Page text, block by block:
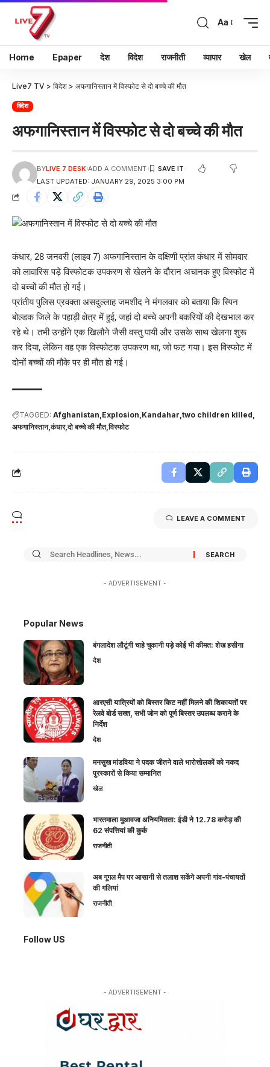
Aa
Home Epaper देश विदेश राजनीती व्यापार खेल
Live7 TV > विदेश > अफगानिस्तान में विस्फोट से दो बच्चे की मौत
विदेश
अफगानिस्तान में विस्फोट से दो बच्चे की मौत
LAST UPDATED: JANUARY 29, 2025 3:00 PM
BYLIVE 7 DESK ADD A COMMENT
कंधार, 28 जनवरी (लाइव 7) अफगानिस्तान के दक्षिणी प्रांत कंधार में सोमवार
को लावारिस पड़े विस्फोटक उपकरण से खेलने के दौरान अचानक हुए विस्फोट में
दो बच्चों की मौत हो गई।
प्रांतीय पुलिस प्रवक्ता असदुल्लाह जमशीद ने मंगलवार को बताया कि स्पिन
बोल्डक जिले के पहाड़ी क्षेत्र में हुई, जहां दो बच्चे अपनी बकरियों की देखभाल कर
रहे थे। तभी उन्होंने एक खिलौने जैसी वस्तु पायी और उसके साथ खेलना शुरू
कर दिया, लेकिन वह एक विस्फोटक उपकरण था, जो फट गया। इस विस्फोट में
दोनों बच्चों की मौके पर ही मौत हो गई।
TAGGED: Afghanistan Explosion Kandahar two children killed
अफगानिस्तान कंधार दो बच्चे की मौत विस्फोट
LEAVE A COMMENT
- ADVERTISEMENT -
Popular News
बंगलादेश लौटूंगी चाहे चुकानी पड़े कोई भी कीमत: शेख हसीना
देश
आरएसी यात्रियों को बिस्तर किट नहीं मिलने की शिकायतों पर
रेलवे बोर्ड सख्त, सभी जोन को पूर्ण बिस्तर उपलब्ध कराने के
निर्देश
देश
मनसुख मांडविया ने पदक जीतने वाले भारोत्तोलकों को नकद
पुरस्कारों से किया सम्मानित
खेल
भारतमाला मुआवजा अनियमितता: ईडी ने 12.78 करोड़ की
62 संपत्तियां की कुर्क
राजनीती
अब गूगल मैप पर आसानी से तलाश सकेंगे अपनी गांव-पंचायतों
की गलियां
राजनीती
Follow US
- ADVERTISEMENT -